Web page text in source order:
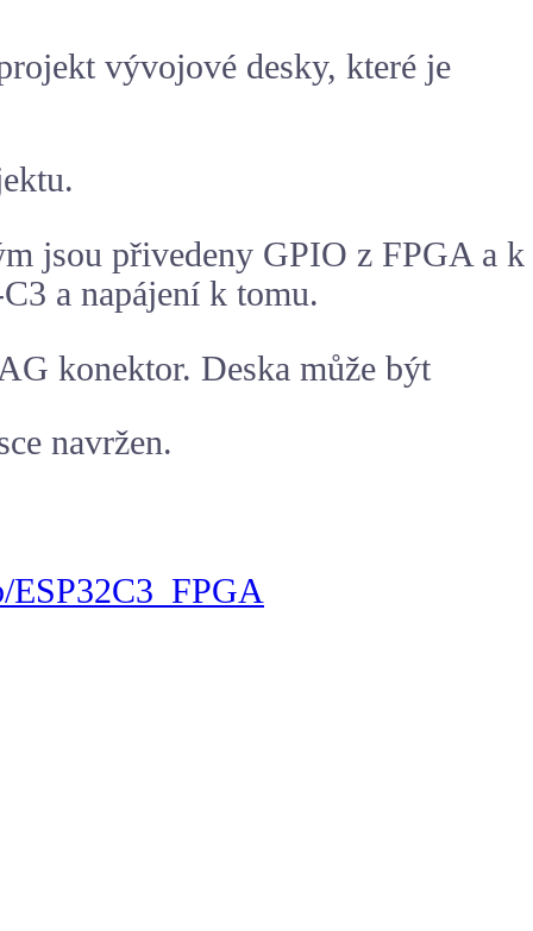
vývojové desky, které je
jsou přivedeny GPIO z FPGA a k
a napájení k tomu.
konektor. Deska může být
navržen.
ESP32C3_FPGA